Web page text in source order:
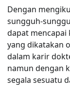
Dengan
sungguh-
dapat mencapai
yang dikatakan
dalam karir
namun dengan
segala sesuatu